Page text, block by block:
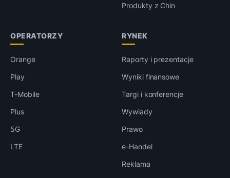
Produkty z Chin
OPERATORZY
Orange
Play
T-Mobile
Plus
5G
LTE
RYNEK
Raporty i prezentacje
Wyniki finansowe
Targi i konferencje
Wywiady
Prawo
e-Handel
Reklama